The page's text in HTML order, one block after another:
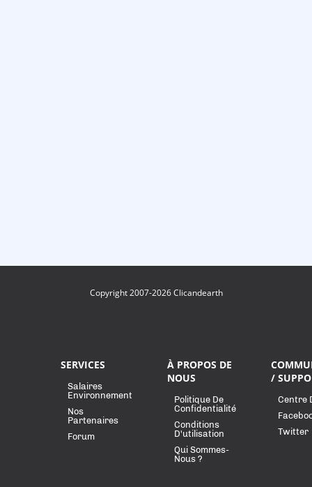
Copyright 2007-2026 Clicandearth
SERVICES
Salaires
Environnement
Nos
Partenaires
Forum
À PROPOS DE
NOUS
Politique De
Confidentialité
Conditions
D'utilisation
Qui Sommes-
Nous ?
/
Centre
Twitter